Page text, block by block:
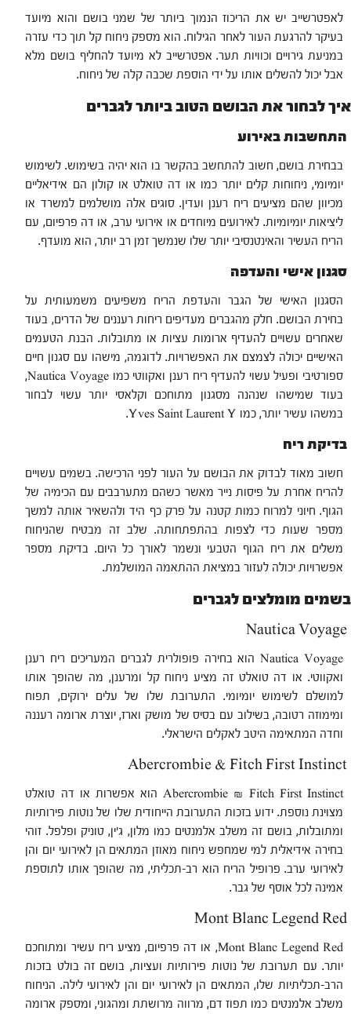
לאפטרשייב יש את הריכוז הנמוך ביותר של שמני בושם והוא מיועד
בעיקר להרגעת העור לאחר הגילוח. הוא מספק ניחוח קל תוך כדי עזרה
במניעת גירויים וכוויות תער. אפטרשייב לא מיועד להחליף בושם מלא
אבל יכול להשלים אותו על ידי הוספת שכבה קלה של ניחוח.
איך לבחור את הבושם הטוב ביותר לגברים
התחשבות באירוע
בבחירת בושם, חשוב להתחשב בהקשר בו הוא יהיה בשימוש. לשימוש
יומיומי, ניחוחות קלים יותר כמו או דה טואלט או קולון הם אידיאליים
מכיוון שהם מציעים ריח רענן ועדין. סוגים אלה מושלמים למשרד או
ליציאות יומיומיות. לאירועים מיוחדים או אירועי ערב, או דה פרפיום, עם
הריח העשיר והאינטנסיבי יותר שלו שנמשך זמן רב יותר, הוא מועדף.
סגנון אישי והעדפה
הסגנון האישי של הגבר והעדפת הריח משפיעים משמעותית על
בחירת הבושם. חלק מהגברים מעדיפים ריחות רעננים של הדרים, בעוד
שאחרים עשויים להעדיף ארומות עציות או מתובלות. הבנת הטעמים
האישיים יכולה לצמצם את האפשרויות. לדוגמה, מישהו עם סגנון חיים
ספורטיבי ופעיל עשוי להעדיף ריח רענן ואקווטי כמו Nautica Voyage,
בעוד שמישהו שנהנה מסגנון מתוחכם וקלאסי יותר עשוי לבחור
במשהו עשיר יותר, כמו Yves Saint Laurent Y.
בדיקת ריח
חשוב מאוד לבדוק את הבושם על העור לפני הרכישה. בשמים עשויים
להריח אחרת על פיסות נייר מאשר כשהם מתערבבים עם הכימיה של
הגוף. חיוני למרוח כמות קטנה על פרק כף היד ולהשאיר אותה למשך
מספר שעות כדי לצפות בהתפתחותה. שלב זה מבטיח שהניחוח
משלים את ריח הגוף הטבעי ונשמר לאורך כל היום. בדיקת מספר
אפשרויות יכולה לעזור במציאת ההתאמה המושלמת.
בשמים מומלצים לגברים
Nautica Voyage
Nautica Voyage הוא בחירה פופולרית לגברים המעריכים ריח רענן
ואקווטי. או דה טואלט זה מציע ניחוח קל ומרענן, מה שהופך אותו
למושלם לשימוש יומיומי. התערובת שלו של עלים ירוקים, תפוח
ומימוזה רטובה, בשילוב עם בסיס של מושק וארז, יוצרת ארומה רעננה
וחדה המתאימה היטב לאקלים הישראלי.
Abercrombie & Fitch First Instinct
Abercrombie & Fitch First Instinct הוא אפשרות או דה טואלט
מצוינת נוספת. ידוע בזכות התערובת הייחודית שלו של נוטות פירותיות
ומתובלות, בושם זה משלב אלמנטים כמו מלון, ג'ין, טוניק ופלפל. זוהי
בחירה אידיאלית למי שמחפש ניחוח מאוזן המתאים הן לאירועי יום והן
לאירועי ערב. פרופיל הריח הוא רב-תכליתי, מה שהופך אותו לתוספת
אמינה לכל אוסף של גבר.
Mont Blanc Legend Red
Mont Blanc Legend Red, או דה פרפיום, מציע ריח עשיר ומתוחכם
יותר. עם תערובת של נוטות פירותיות ועציות, בושם זה בולט בזכות
הרב-תכליתיות שלו, המתאים הן לאירועי יום והן לאירועי לילה. הניחוח
משלב אלמנטים כמו תפוז דם, מרווה מרושתת ומהגוני, ומספק ארומה